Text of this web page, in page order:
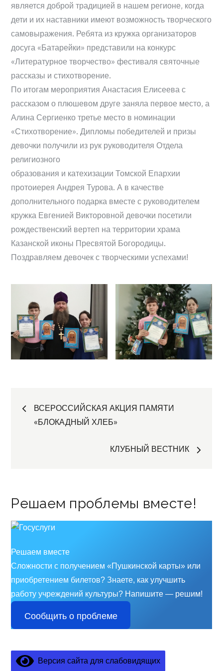
является доброй традицией в нашем регионе, когда
дети и их наставники имеют возможность творческого
самовыражения. Ребята из кружка организаторов
досуга «Батарейки» представили на конкурс
«Литературное творчество» фестиваля святочные
рассказы и стихотворение.
По итогам мероприятия Анастасия Елисеева с
рассказом о плюшевом друге заняла первое место, а
Алина Сергиенко третье место в номинации
«Стихотворение». Дипломы победителей и призы
девочки получили из рук руководителя Отдела
религиозного
образования и катехизации Томской Епархии
протоиерея Андрея Турова. А в качестве
дополнительного подарка вместе с руководителем
кружка Евгенией Викторовной девочки посетили
рождественский вертеп на территории храма
Казанской иконы Пресвятой Богородицы.
Поздравляем девочек с творческими успехами!
Навигация
ВСЕРОССИЙСКАЯ АКЦИЯ ПАМЯТИ
«БЛОКАДНЫЙ ХЛЕБ»
КЛУБНЫЙ ВЕСТНИК
Решаем проблемы вместе!
Решаем вместе
Сложности с получением «Пушкинской карты» или
приобретением билетов? Знаете, как улучшить
работу учреждений культуры? Напишите — решим!
Сообщить о проблеме
Версия сайта для слабовидящих